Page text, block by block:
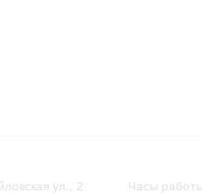
ул., 2
Часы